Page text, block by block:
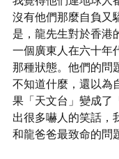
沒有他們那麼自負又
是，龍先生對於香港
一個廣東人在六十年
那種狀態。他們的問
不知道什麼，還以為
果「天文台」變成了
出很多嚇人的笑話，
和龍爸爸最致命的問